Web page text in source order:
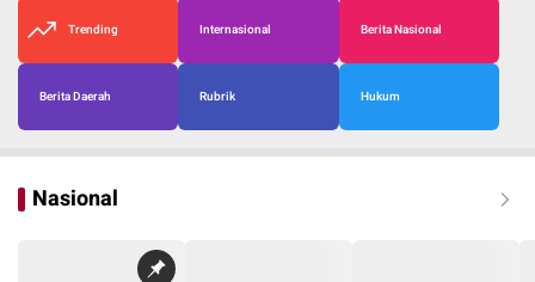
Trending Internasional Berita Nasional
Berita Daerah Rubrik Hukum
Nasional